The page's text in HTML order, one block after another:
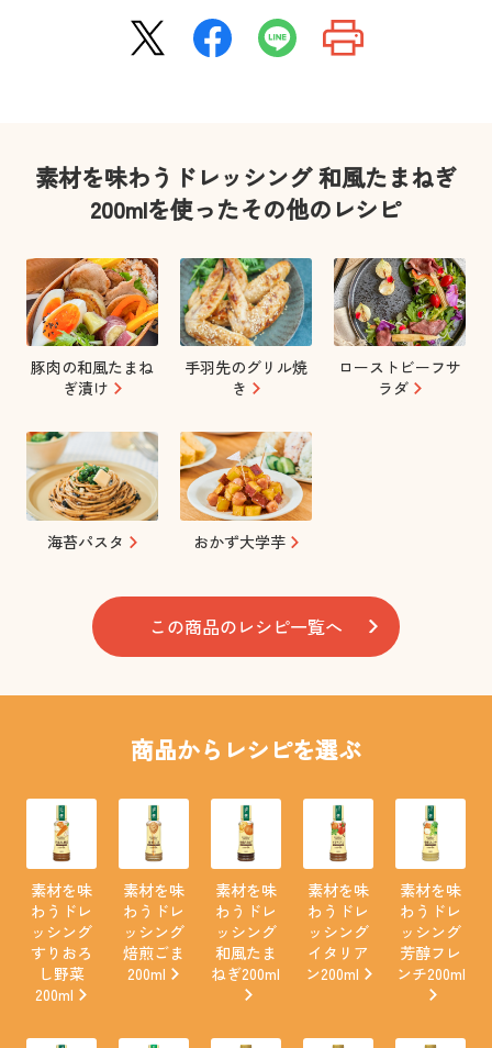
素材を味わうドレッシング 和風たまねぎ
200mlを使ったその他のレシピ
豚肉の和風たまね
ぎ漬け
手羽先のグリル焼
き
ローストビーフサ
ラダ
海苔パスタ おかず大学芋
この商品のレシピ一覧へ
商品からレシピを選ぶ
素材を味
わうドレ
ッシング
すりおろ
し野菜
200ml
素材を味
わうドレ
ッシング
焙煎ごま
200ml
素材を味
わうドレ
ッシング
和風たま
ねぎ200ml
素材を味
わうドレ
ッシング
イタリア
ン200ml
素材を味
わうドレ
ッシング
芳醇フレ
ンチ200ml